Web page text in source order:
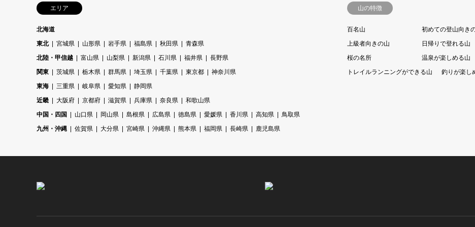
エリア
北海道
東北
宮城県 山形県 岩手県 福島県 秋田県
青森県
北陸・甲信越
富山県 山梨県 新潟県 石川県 福井県
長野県
関東
茨城県 栃木県 群馬県 埼玉県 千葉県 東京都
神奈川県
東海
三重県 岐阜県 愛知県
静岡県
近畿
大阪府 京都府 滋賀県 兵庫県 奈良県
和歌山県
中国・四国
山口県 岡山県 島根県 広島県 徳島県 愛媛県 香川県 高知県
鳥取県
九州・沖縄
佐賀県 大分県 宮崎県 沖縄県 熊本県 福岡県 長崎県 鹿児島県
山の特徴
百名山 初めての登山向き
上級者向きの山
日帰りで登れる山
桜の名所
温泉が楽しめる山
トレイルランニングができる山
釣りが楽し